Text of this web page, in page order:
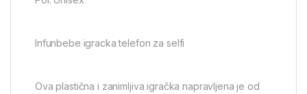
Infunbebe igracka telefon za selfi
Ova plastična i zanimljiva igračka napravljena je od